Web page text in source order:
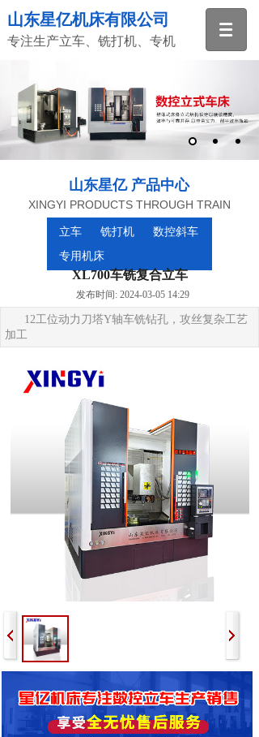
山东星亿机床有限公司
专注生产立车、铣打机、专机
山东星亿 产品中心
XINGYI PRODUCTS THROUGH TRAIN
立车 铣打机
数控斜车
专用机床
XL700车铣复合立车
发布时间: 2024-03-05 14:29
12工位动力刀塔Y轴车铣钻孔，攻丝复杂工艺
加工